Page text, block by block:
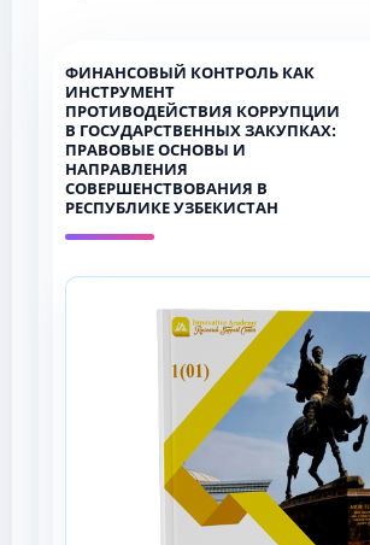
ФИНАНСОВЫЙ КОНТРОЛЬ КАК
ИНСТРУМЕНТ
ПРОТИВОДЕЙСТВИЯ КОРРУПЦИИ
В ГОСУДАРСТВЕННЫХ ЗАКУПКАХ:
ПРАВОВЫЕ ОСНОВЫ И
НАПРАВЛЕНИЯ
СОВЕРШЕНСТВОВАНИЯ В
РЕСПУБЛИКЕ УЗБЕКИСТАН